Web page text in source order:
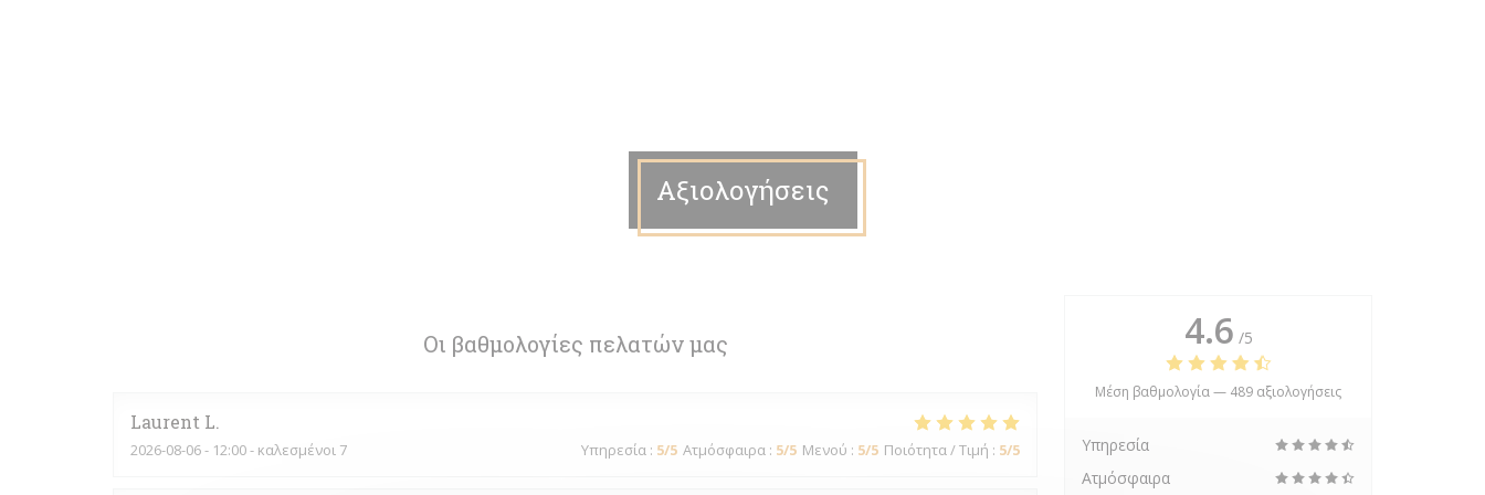
Αξιολογήσεις
Οι βαθμολογίες πελατών μας
Laurent L
2026-08-06- 12:00 - καλεσμένοι 7 Υπηρεσία : 5/5 Ατμόσφαιρα : 5/5 Μενού : 5/5 Ποιότητα / Τιμή : 5/5
4.6 /5
Μέση βαθμολογία — 489 αξιολογήσεις
Υπηρεσία
Ατμόσφαιρα